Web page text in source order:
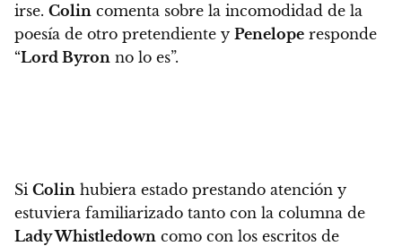
irse. Colin comenta sobre la incomodidad de la
poesía de otro pretendiente y Penelope responde
“Lord Byron no lo es”.
Si Colin hubiera estado prestando atención y
estuviera familiarizado tanto con la columna de
Lady Whistledown como con los escritos de